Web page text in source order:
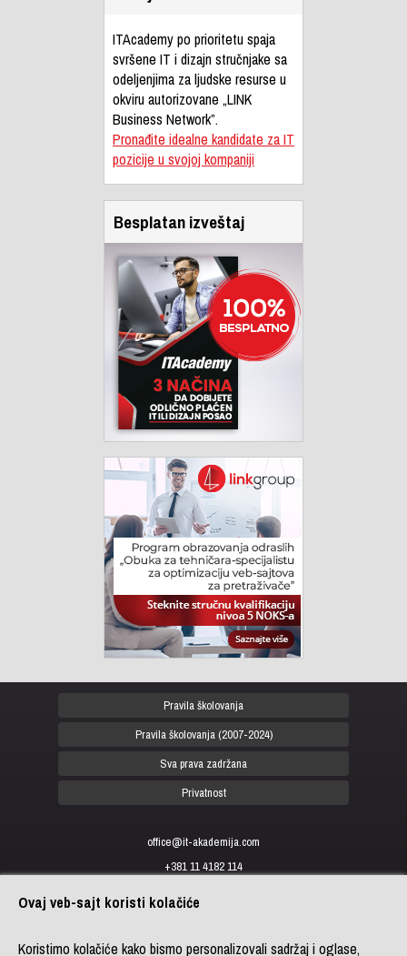
ITAcademy po prioritetu spaja
svršene IT i dizajn stručnjake sa
odeljenjima za ljudske resurse u
okviru autorizovane „LINK
Business Network”.
Pronađite idealne kandidate za IT
pozicije u svojoj kompaniji
Besplatan izveštaj
Pravila školovanja
Pravila školovanja (2007-2024)
Sva prava zadržana
Privatnost
office@it-akademija.com
+381 11 4182 114
Ovaj veb-sajt koristi kolačiće
Koristimo kolačiće kako bismo personalizovali sadržaj i oglase,